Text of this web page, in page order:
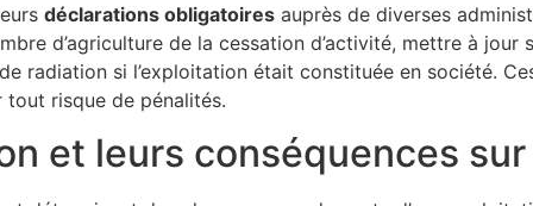
déclarations obligatoires auprès de diverses
d’agriculture de la cessation d’activité, mettre à
radiation si l’exploitation était constituée en société.
risque de pénalités.
et leurs conséquences